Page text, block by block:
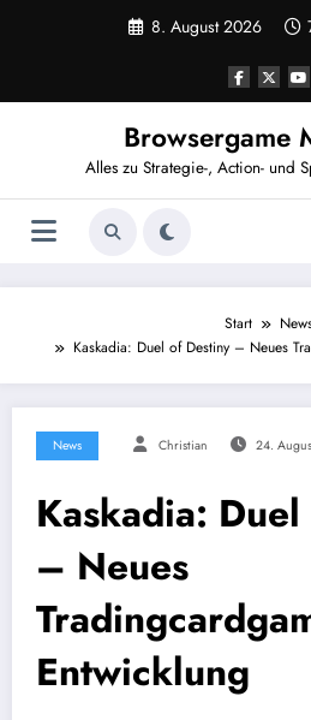
8. August 2026
Browsergame
Alles zu Strategie-, Action- und
Start
Kaskadia: Duel of Destiny – Neues
News Christian 24.
Kaskadia:
– Neues
Entwicklung